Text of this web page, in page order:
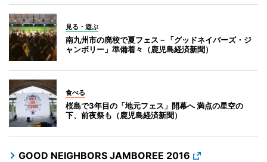
見る・遊ぶ
南九州市の廃校で夏フェス－「グッドネイバーズ・ジ
ャンボリー」準備着々（鹿児島経済新聞）
食べる
桜島で3年目の「地元フェス」開幕へ 満点の星空の
下、前夜祭も（鹿児島経済新聞）
GOOD NEIGHBORS JAMBOREE 2016